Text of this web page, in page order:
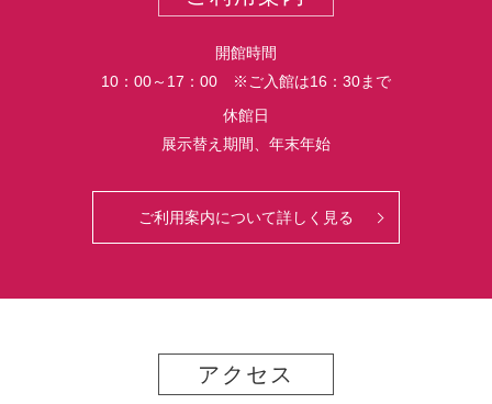
開館時間
10：00～17：00 ※ご入館は16：30まで
休館日
展示替え期間、年末年始
ご利用案内について詳しく見る
アクセス